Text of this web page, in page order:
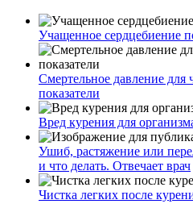
Учащенное сердцебиение
Смертельное давление для
показатели
Вред курения для
Ушиб, растяжение или
и что делать. Отвечает врач
Чистка легких после